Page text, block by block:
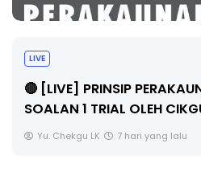
BICARA PROFESIONAL 8 :
PENGARAH PENDIDIKAN
Unknown 9 hari yang lalu